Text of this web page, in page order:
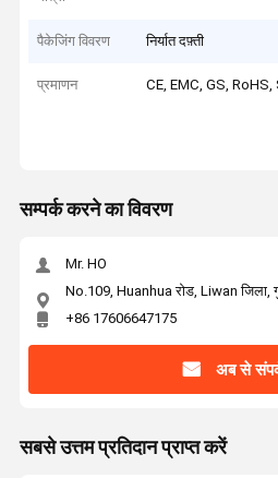
पैकेजिंग विवरण निर्यात दफ़्ती
प्रमाणन CE, EMC, GS, RoHS,
सम्पर्क करने का विवरण
Mr. HO
No.109, Huanhua रोड, Liwan जिला,
+86 17606647175
अब से
सबसे उत्तम प्रतिदान प्राप्त करें